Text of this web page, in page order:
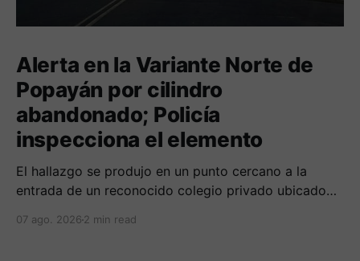
Alerta en la Variante Norte de
Popayán por cilindro
abandonado; Policía
inspecciona el elemento
El hallazgo se produjo en un punto cercano a la
entrada de un reconocido colegio privado ubicado
07 ago. 2026 2 min read